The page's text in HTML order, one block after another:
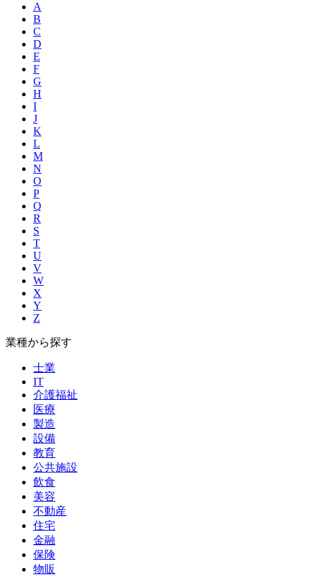
A
B
C
D
E
F
G
H
I
J
K
L
M
N
O
P
Q
R
S
T
U
V
W
X
Y
Z
業種から探す
士業
IT
介護福祉
医療
製造
設備
教育
公共施設
飲食
美容
不動産
住宅
金融
保険
物販